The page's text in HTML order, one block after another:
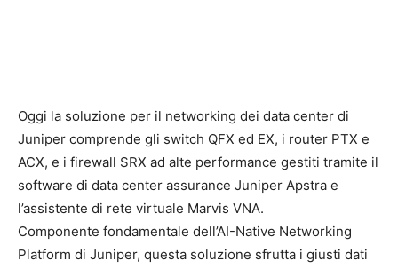
Oggi la soluzione per il networking dei data center di
Juniper comprende gli switch QFX ed EX, i router PTX e
ACX, e i firewall SRX ad alte performance gestiti tramite il
software di data center assurance Juniper Apstra e
l’assistente di rete virtuale Marvis VNA.
Componente fondamentale dell’AI-Native Networking
Platform di Juniper, questa soluzione sfrutta i giusti dati